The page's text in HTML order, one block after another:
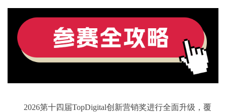
2026第十四届TopDigital创新营销奖进行全面升级，覆